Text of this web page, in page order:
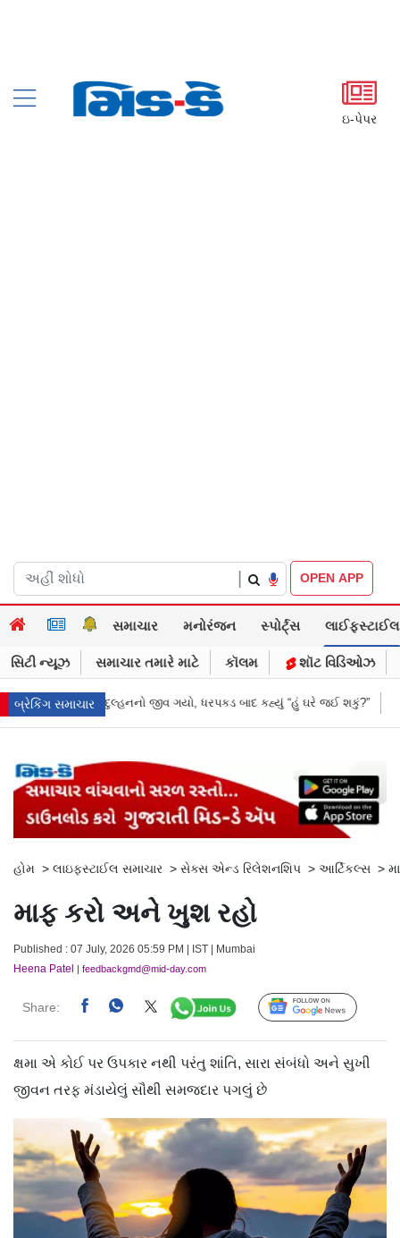
ઇ-પેપર
OPEN APP
સમાચાર મનોરંજન સ્પોર્ટ્સ લાઈફસ્ટાઈલ
સિટી ન્યૂઝ સમાચાર તમારે માટે કૉલમ શૉટ વિડિઓઝ
બ્રેકિંગ સમાચાર
ગયો, ધરપકડ બાદ કહ્યું “હું ઘરે જઈ શકું?” ‘હું બાબા બાગેશ્વર નથી...’: IIT
હોમ > લાઇફસ્ટાઈલ સમાચાર > સેક્સ એન્ડ રિલેશનશિપ > આર્ટિકલ્સ >
માફ કરો અને ખુશ રહો
Published : 07 July, 2026 05:59 PM | IST | Mumbai
Heena Patel
| feedbackgmd@mid-day.com
Share: Follow Us
ક્ષમા એ કોઈ પર ઉપકાર નથી પરંતુ શાંતિ, સારા સંબંધો અને સુખી
જીવન તરફ મંડાયેલું સૌથી સમજદાર પગલું છે